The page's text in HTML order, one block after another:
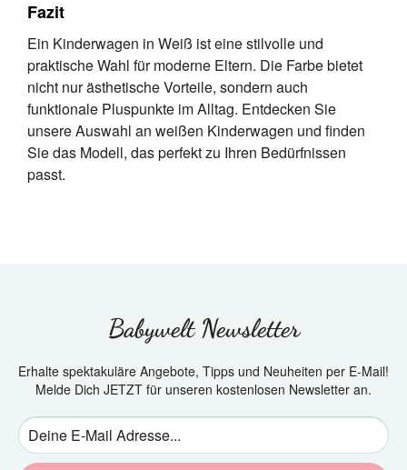
Fazit
Ein Kinderwagen in Weiß ist eine stilvolle und
praktische Wahl für moderne Eltern. Die Farbe bietet
nicht nur ästhetische Vorteile, sondern auch
funktionale Pluspunkte im Alltag. Entdecken Sie
unsere Auswahl an weißen Kinderwagen und finden
Sie das Modell, das perfekt zu Ihren Bedürfnissen
passt.
Babywelt Newsletter
Erhalte spektakuläre Angebote, Tipps und Neuheiten per E-Mail!
Melde Dich JETZT für unseren kostenlosen Newsletter an.